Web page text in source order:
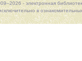
- электронная
в